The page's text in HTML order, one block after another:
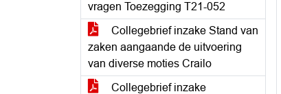
vragen Toezegging T21-052
Collegebrief inzake Stand van
zaken aangaande de uitvoering
van diverse moties Crailo
Collegebrief inzake